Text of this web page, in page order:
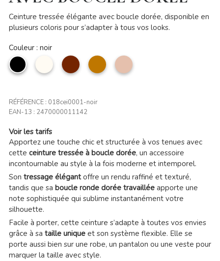
Ceinture tressée élégante avec boucle dorée, disponible en
plusieurs coloris pour s’adapter à tous vos looks.
Couleur : noir
noir Beige Marron camel
Taupe
clair
RÉFÉRENCE : 018cei0001-noir
EAN-13 : 2470000011142
Voir les tarifs
Apportez une touche chic et structurée à vos tenues avec
cette ceinture tressée à boucle dorée, un accessoire
incontournable au style à la fois moderne et intemporel.
Son tressage élégantoffre un rendu raffiné et texturé,
tandis que sa boucle ronde dorée travailléeapporte une
note sophistiquée qui sublime instantanément votre
silhouette.
Facile à porter, cette ceinture s’adapte à toutes vos envies
grâce à sa taille uniqueet son système flexible. Elle se
porte aussi bien sur une robe, un pantalon ou une veste pour
marquer la taille avec style.